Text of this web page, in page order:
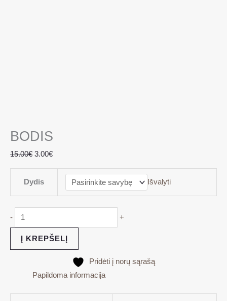
BODIS
15.00€ 3.00€
Dydis Išvalyti
- +
Į KREPŠELĮ
Pridėti į norų sąrašą
Papildoma informacija